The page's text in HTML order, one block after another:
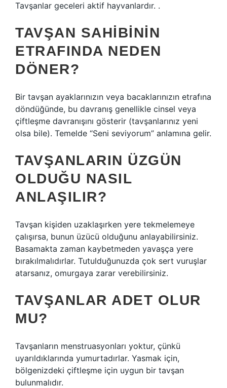
Tavşanlar geceleri aktif hayvanlardır. .
TAVŞAN SAHIBININ
ETRAFINDA NEDEN
DÖNER?
Bir tavşan ayaklarınızın veya bacaklarınızın etrafına
döndüğünde, bu davranış genellikle cinsel veya
çiftleşme davranışını gösterir (tavşanlarınız yeni
olsa bile). Temelde “Seni seviyorum” anlamına gelir.
TAVŞANLARIN ÜZGÜN
OLDUĞU NASIL
ANLAŞILIR?
Tavşan kişiden uzaklaşırken yere tekmelemeye
çalışırsa, bunun üzücü olduğunu anlayabilirsiniz.
Basamakta zaman kaybetmeden yavaşça yere
bırakılmalıdırlar. Tutulduğunuzda çok sert vuruşlar
atarsanız, omurgaya zarar verebilirsiniz.
TAVŞANLAR ADET OLUR
MU?
Tavşanların menstruasyonları yoktur, çünkü
uyarıldıklarında yumurtadırlar. Yasmak için,
bölgenizdeki çiftleşme için uygun bir tavşan
bulunmalıdır.